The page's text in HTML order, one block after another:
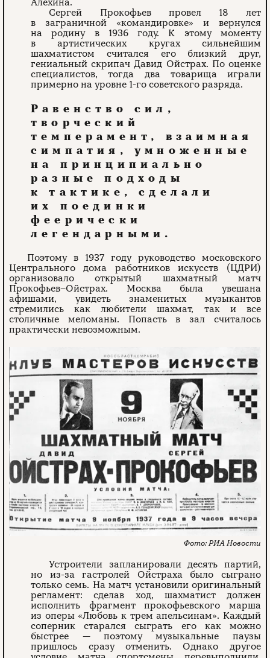
Алехина.
Сергей Прокофьев провел 18 лет
в заграничной «командировке» и вернулся
на родину в 1936 году. К этому моменту
в артистических кругах сильнейшим
шахматистом считался его близкий друг,
гениальный скрипач Давид Ойстрах. По оценке
специалистов, тогда два товарища играли
примерно на уровне 1-го советского разряда.
Равенство сил,
творческий
темперамент, взаимная
симпатия, умноженные
на принципиально
разные подходы
к тактике, сделали
их поединки
феерически
легендарными.
Поэтому в 1937 году руководство московского
Центрального дома работников искусств (ЦДРИ)
организовало открытый шахматный матч
Прокофьев–Ойстрах. Москва была увешана
афишами, увидеть знаменитых музыкантов
стремились как любители шахмат, так и все
столичные меломаны. Попасть в зал считалось
практически невозможным.
РИА Новости
Устроители запланировали десять партий,
но из-за гастролей Ойстраха было сыграно
только семь. На матч установили оригинальный
регламент: сделав ход, шахматист должен
исполнить фрагмент прокофьевского марша
из оперы «Любовь к трем апельсинам». Каждый
соперник старался сыграть его как можно
быстрее — поэтому музыкальные паузы
пришлось сразу отменить. Однако другое